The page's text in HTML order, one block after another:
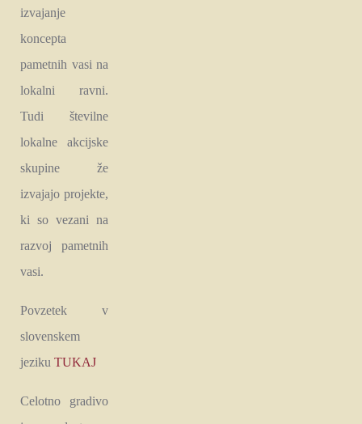
izvajanje
koncepta
pametnih vasi na
lokalni ravni.
Tudi številne
lokalne akcijske
skupine že
izvajajo projekte,
ki so vezani na
razvoj pametnih
vasi.
Povzetek v
slovenskem
jeziku TUKAJ
Celotno gradivo